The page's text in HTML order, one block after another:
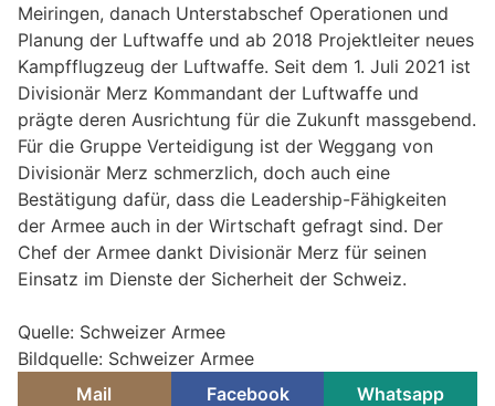
Meiringen, danach Unterstabschef Operationen und
Planung der Luftwaffe und ab 2018 Projektleiter neues
Kampfflugzeug der Luftwaffe. Seit dem 1. Juli 2021 ist
Divisionär Merz Kommandant der Luftwaffe und
prägte deren Ausrichtung für die Zukunft massgebend.
Für die Gruppe Verteidigung ist der Weggang von
Divisionär Merz schmerzlich, doch auch eine
Bestätigung dafür, dass die Leadership-Fähigkeiten
der Armee auch in der Wirtschaft gefragt sind. Der
Chef der Armee dankt Divisionär Merz für seinen
Einsatz im Dienste der Sicherheit der Schweiz.
Quelle: Schweizer Armee
Bildquelle: Schweizer Armee
Mail
Facebook Whatsapp